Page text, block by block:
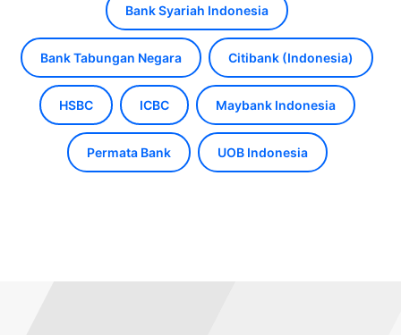
Bank Syariah Indonesia
Bank Tabungan Negara Citibank (Indonesia)
HSBC ICBC Maybank Indonesia
Permata Bank UOB Indonesia